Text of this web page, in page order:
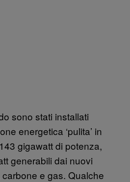
sono stati installati
energetica ‘pulita’ in
gigawatt di potenza,
generabili dai nuovi
e gas. Qualche